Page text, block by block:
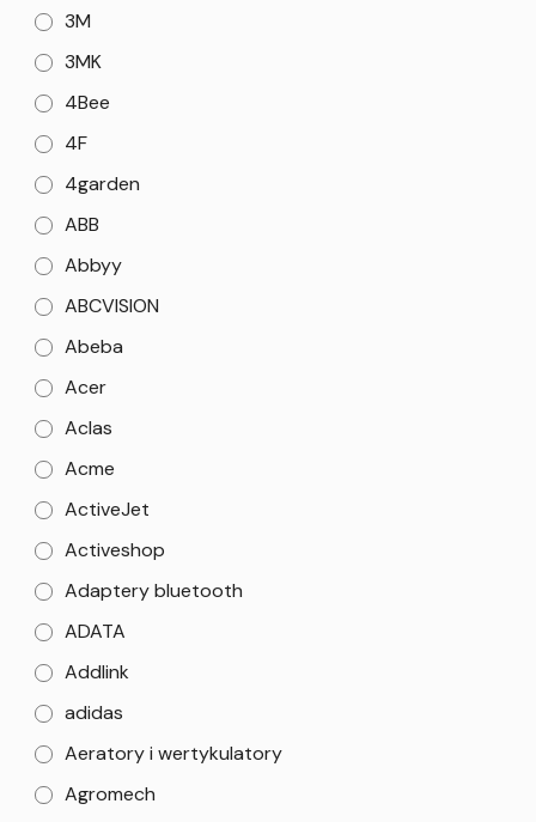
3M
3MK
4Bee
4F
4garden
ABB
Abbyy
ABCVISION
Abeba
Acer
Aclas
Acme
ActiveJet
Activeshop
Adaptery bluetooth
ADATA
Addlink
adidas
Aeratory i wertykulatory
Agromech